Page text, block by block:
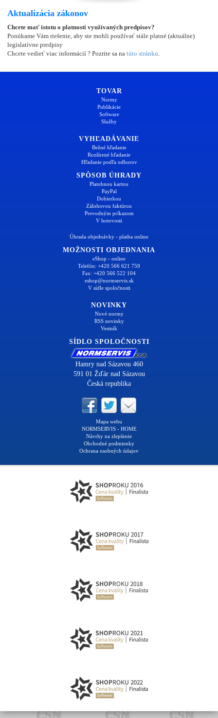
Aktualizácia zákonov
Chcete mať istotu o platnosti využívaných predpisov?
Ponúkame Vám riešenie, aby ste mohli používať stále platné (aktuálne)
legislatívne predpisy
Chcete vedieť viac informácií ? Pozrite sa na túto stránku
TOVAR
Normy
Publikácie
Software
Služby
VYHĽADÁVANIE
Bežné hľadanie
Rozšírené hľadanie
Hľadanie podľa odborov
SPÔSOB ÚHRADY
Platobnou kartou
PayPal
Dobierkou
Zálohovou faktúrou
Prevodným príkazom
V hotovosti
Úhrada objednávky - platba online
MOŽNOSTI OBJEDNANIA
eShop - online
Telefón: +420 566 621 759
Fax: +420 566 522 104
eshop@normservis.sk
V sídle spoločnosti
NOVINKY
Nové normy
RSS novinky
Vestník
SÍDLO SPOLOČNOSTI
Hamry nad Sázavou 460
591 01 Žďár nad Sázavou
Česká republika
Mapa webu
NORMSERVIS - HOME
Návrhy na zlepšenie
Obchodné podmienky
Ochrana osobných údajov